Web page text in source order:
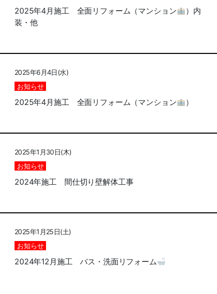
2025年4月施工 全面リフォーム（マンション
）内
装・他
2025年6月4日(水)
お知らせ
2025年4月施工 全面リフォーム（マンション ）
2025年1月30日(木)
お知らせ
2024年施工 間仕切り壁解体工事
2025年1月25日(土)
お知らせ
2024年12月施工 バス・洗面リフォーム